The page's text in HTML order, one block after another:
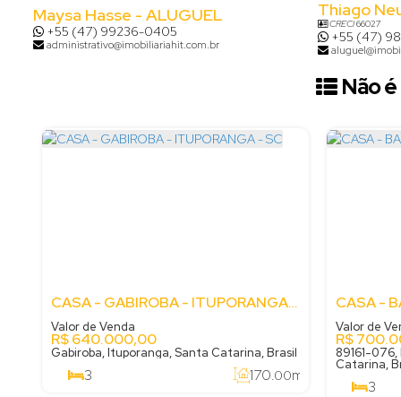
Maysa Hasse - ALUGUEL
+55 (47) 99236-0405
administrativo@imobiliariahit.com.br
Thiago
CRECI66027
+55 (47)
Não
CASA - GABIROBA - ITUPORANGA - SC
R$640.000,00
Valor de Venda
Gabiroba, Ituporanga, Santa Catarina, Brasil
3 170.00m²
R$
Valor de
89161-076,
Catarina,
3